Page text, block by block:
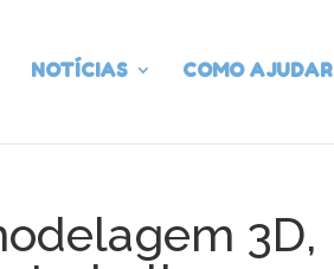
NOTÍCIAS COMO AJUDAR
3D,